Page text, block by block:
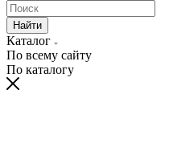
Найти
Каталог
По всему сайту
По каталогу